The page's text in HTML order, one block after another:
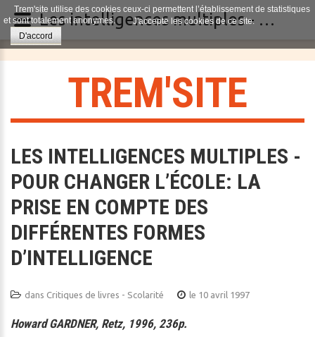
TREM'SITE
LES INTELLIGENCES MULTIPLES -
POUR CHANGER L’ÉCOLE: LA
PRISE EN COMPTE DES
DIFFÉRENTES FORMES
D’INTELLIGENCE
dans Critiques de livres - Scolarité le 10 avril 1997
Howard GARDNER, Retz, 1996, 236p.
Trem'site utilise des cookies ceux-ci permettent l’établissement de statistiques
et sont totalement anonymes.
J'accepte les cookies de ce site.
D'accord
Les intelligences multiples - Pour changer l’école: la prise en compte des différentes formes d’intelligence